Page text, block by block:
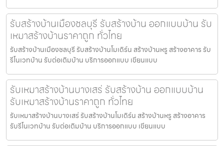
รับสร้างบ้านเมืองชลบุรี รับสร้างบ้าน ออกแบบบ้าน รับ
เหมาสร้างบ้านราคาถูก ทั่วไทย
รับสร้างบ้านเมืองชลบุรี รับสร้างบ้านโมเดิร์น สร้างบ้านหรู สร้างอาคาร รับ
รีโนเวทบ้าน รับต่อเติมบ้าน บริการออกแบบ เขียนแบบ
รับเหมาสร้างบ้านบางเสร่ รับสร้างบ้าน ออกแบบบ้าน
รับเหมาสร้างบ้านราคาถูก ทั่วไทย
รับเหมาสร้างบ้านบางเสร่ รับสร้างบ้านโมเดิร์น สร้างบ้านหรู สร้างอาคาร
รับรีโนเวทบ้าน รับต่อเติมบ้าน บริการออกแบบ เขียนแบบ